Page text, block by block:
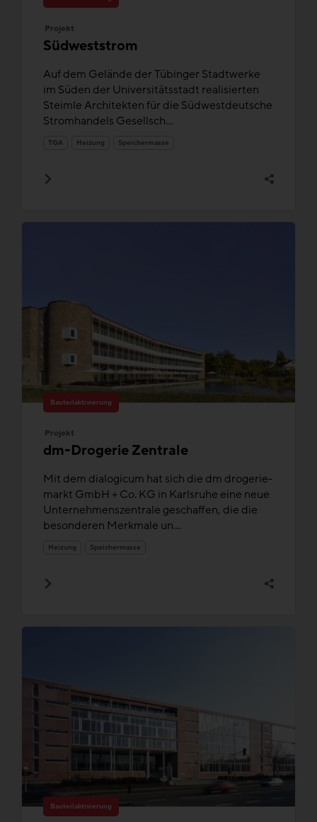
Projekt
Südweststrom
Auf dem Gelände der Tübinger Stadtwerke
im Süden der Universitätsstadt realisierten
Steimle Architekten für die Südwestdeutsche
Stromhandels Gesellsch...
TGA Heizung Speichermasse
Bauteilaktivierung
Projekt
dm-Drogerie Zentrale
Mit dem dialogicum hat sich die dm drogerie-
markt GmbH + Co. KG in Karlsruhe eine neue
Unternehmenszentrale geschaffen, die die
besonderen Merkmale un...
Heizung Speichermasse
Bauteilaktivierung